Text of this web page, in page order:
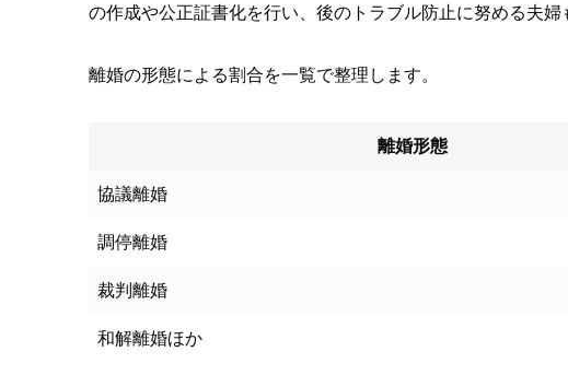
の作成や公正証書化を行い、後のトラブル防止に努める夫婦
離婚の形態による割合を一覧で整理します。
離婚形態
協議離婚
調停離婚
裁判離婚
和解離婚ほか